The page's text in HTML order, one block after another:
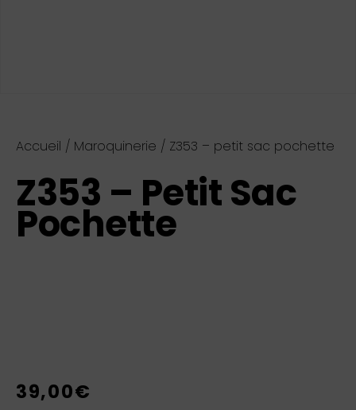
Accueil / Maroquinerie / Z353 – petit sac pochette
Z353 – Petit Sac
Pochette
39,00€